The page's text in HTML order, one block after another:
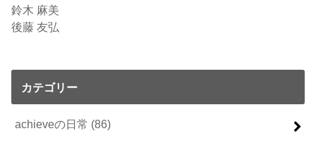
鈴木 麻美
後藤 友弘
カテゴリー
achieveの日常 (86)